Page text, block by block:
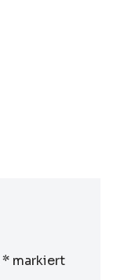
* markiert